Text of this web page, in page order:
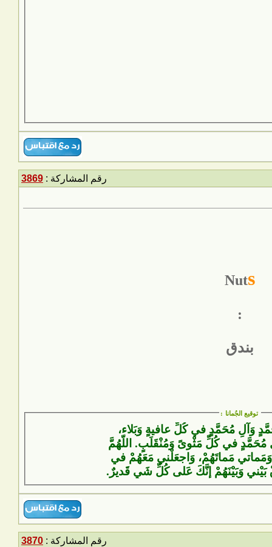
رقم المشاركة : 3869
Nuts
:
بندق
توقيع الجُمانا :
وَآلِ مُحَمَّدٍ في كُلِّ عافيةٍ وَبَلاء،
مُحَمَّدٍ في كُلِّ مَثْوىً وَمُنْقَلَبٍ. اللّهُمَّ
مَماتَهُمْ، وَاجعَلْني مَعَهُمْ في
بَيْني وَبَيْنَهُمْ إنَّكَ عَلى كُلِّ شَيٍ قَديرٌ.
رقم المشاركة : 3870